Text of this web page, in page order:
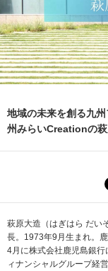
地域の未来を創る九
州みらいCreationの
萩原大造（はぎはら だい
長。1973年9月生まれ。
4月に株式会社鹿児島銀
ィナンシャルグループ経